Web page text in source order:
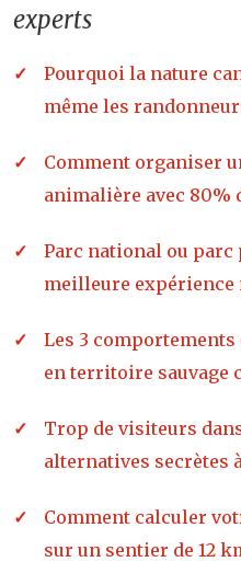
experts
Pourquoi la nature
même les
Comment organiser
animalière avec 80%
Parc national ou
meilleure expérience
Les 3
en territoire sauvage
Trop de visiteurs
alternatives secrètes
Comment calculer
sur un sentier de 12